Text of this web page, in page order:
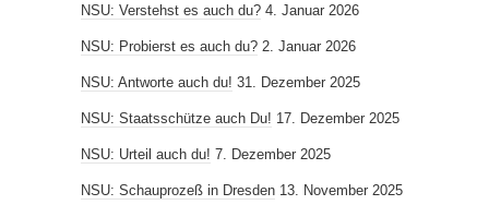
NSU: Verstehst es auch du? 4. Januar 2026
NSU: Probierst es auch du? 2. Januar 2026
NSU: Antworte auch du! 31. Dezember 2025
NSU: Staatsschütze auch Du! 17. Dezember 2025
NSU: Urteil auch du! 7. Dezember 2025
NSU: Schauprozeß in Dresden 13. November 2025